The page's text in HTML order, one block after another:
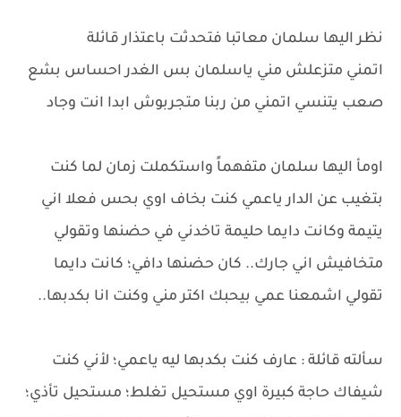
نظر اليها سلمان معاتبا فتحدثت باعتذار قائلة
اتمني متزعلش مني ياسلمان بس الغدر احساس بشع
صعب يتنسي اتمني من ربنا متجربوش ابدا انت وجاد
اومأ اليها سلمان متفهماً واستكملت زمان لما كنت
بتغيب عن الدار ياعمي كنت بخاف اوي بحس فعلا اني
يتيمة وكانت دايما حليمة تاخدني في حضنها وتقولي
متخافيش اني جارك.. كان حضنها دافي؛ كانت دايما
تقولي اشمعنا عمي بيحبك اكتر مني وكنت انا بكدبها..
سألته قائلة : عارف كنت بكدبها ليه ياعمي؛ لأني كنت
شيفاك حاجة كبيرة اوي مستحيل تغلط؛ مستحيل تأذي؛